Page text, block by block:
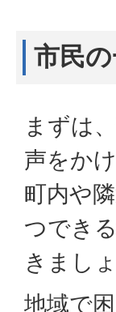
市民
まずは
声をか
町内や
つでき
きましょ
地域で